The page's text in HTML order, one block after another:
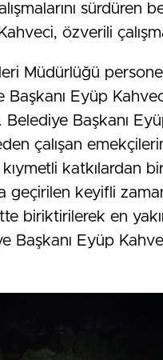
sürdüren
özverili
Müdürlüğü
Başkanı Eyüp
Başkanı
çalışan
katkılardan
keyifli
biriktirilerek en
Başkanı Eyüp